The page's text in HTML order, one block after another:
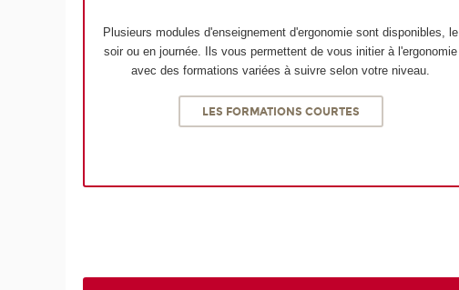
Plusieurs modules d'enseignement d'ergonomie sont disponibles, le
soir ou en journée. Ils vous permettent de vous initier à l'ergonomie
avec des formations variées à suivre selon votre niveau.
LES FORMATIONS COURTES